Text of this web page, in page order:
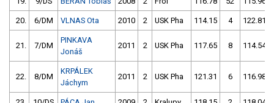
20. 6/DM VLNAS Ota 2010 2 USK Pha 114.15 4 122.81
21. 7/DM
PINKAVA
Jonáš
2011 2 USK Pha 117.65 8 114.54
22. 8/DM
KRPÁLEK
Jáchym
2011 2 USK Pha 121.31 6 116.98